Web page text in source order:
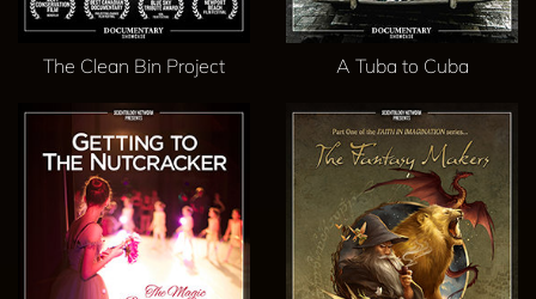
The Clean Bin Project A Tuba to Cuba